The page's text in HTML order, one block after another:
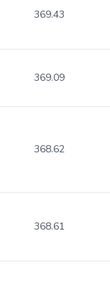
369.43
369.09
368.62
368.61